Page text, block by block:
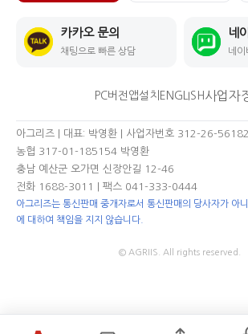
카카오 문의
채팅으로 빠른 상담
네
네이
PC버전 앱설치 ENGLISH 사업자
아그리즈 | 대표: 박영환 | 사업자번호 312-26-56182
농협 317-01-185154 박영환
충남 예산군 오가면 신장안길 12-46
전화 1688-3011
| 팩스 041-333-0444
아그리즈는 통신판매 중개자로서 통신판매의 당사자가 아
에 대하여 책임을 지지 않습니다.
© AGRIIS. All rights reserved.